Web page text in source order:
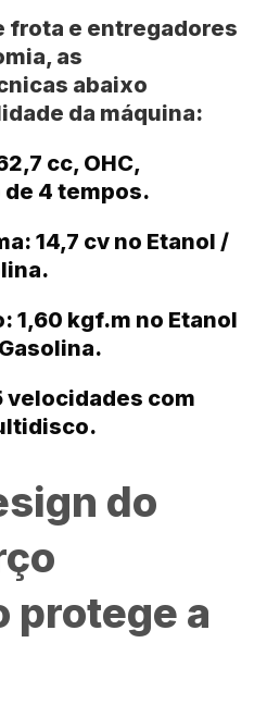
frota e entregadores
as
abaixo
da máquina:
cc, OHC,
4 tempos.
14,7 cv no Etanol /
1,60 kgf.m no Etanol
velocidades com
do
protege a